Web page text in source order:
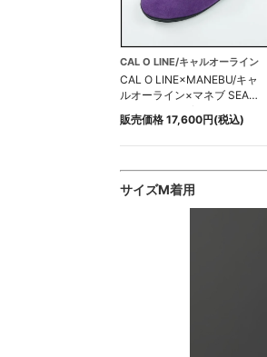
CAL O LINE/キャルオーライン
CAL O LINE×MANEBU/キャ
ルオーライン×マネブ SEA
SIDE SLIP ON/シーサイドス
リッポン
販売価格 17,600円(税込)
サイズM着用